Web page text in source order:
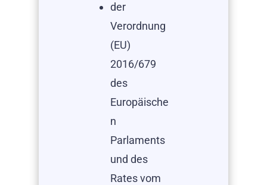
der
Verordnung
(EU)
2016/679
des
Europäische
n
Parlaments
und des
Rates vom